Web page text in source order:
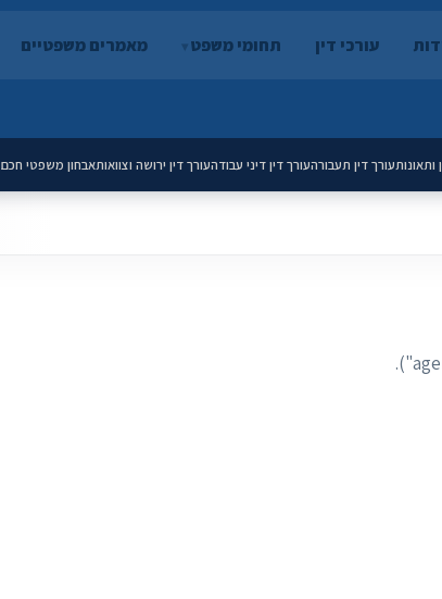
עורכי דין תחומי משפט מאמרים משפטיים
ותאונותעורך דין תעבורהעורך דין דיני עבודהעורך דין ירושה וצוואותאבחון משפטי חכם
חוק שוויון הזדמנויות בעבודה אוסר אפליית עובד בשל גיל, הן לצעירים (גיל מינימום) והן לבוגרים (מי שסובל מ"ageism").